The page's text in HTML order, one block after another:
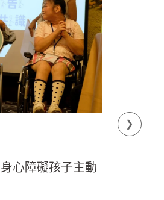
心障礙孩子主動